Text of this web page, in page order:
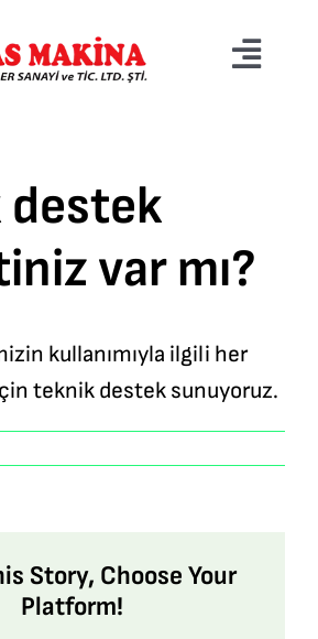
Kurumsal
E-Katolog
destek
var mı?
kullanımıyla ilgili her
teknik destek sunuyoruz.
Story, Choose Your
Platform!